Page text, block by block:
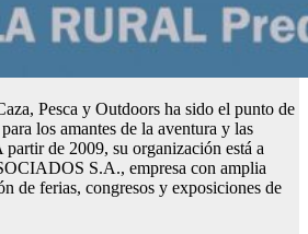
Pesca y Outdoors ha sido el punto de
los amantes de la aventura y las
de 2009, su organización está a
S.A., empresa con amplia
de ferias, congresos y exposiciones de